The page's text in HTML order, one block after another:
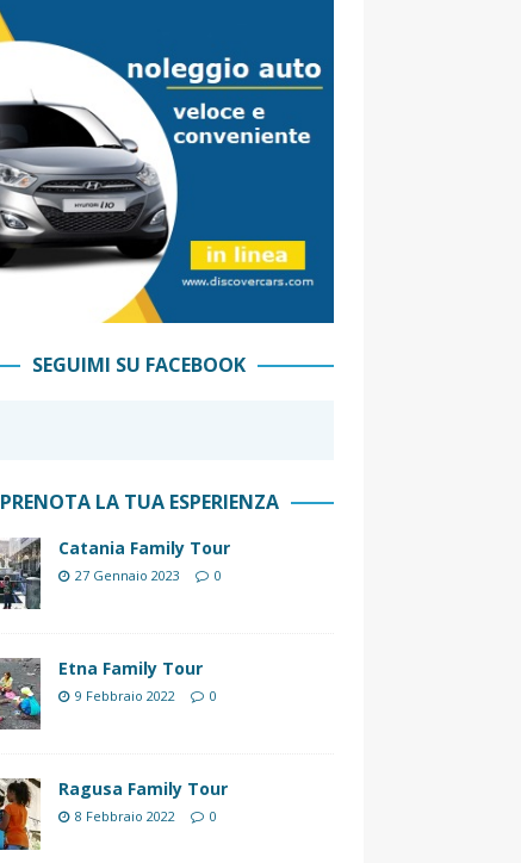
SEGUIMI SU FACEBOOK
PRENOTA LA TUA ESPERIENZA
Catania Family Tour
27 Gennaio 2023 0
Etna Family Tour
9 Febbraio 2022 0
Ragusa Family Tour
8 Febbraio 2022 0